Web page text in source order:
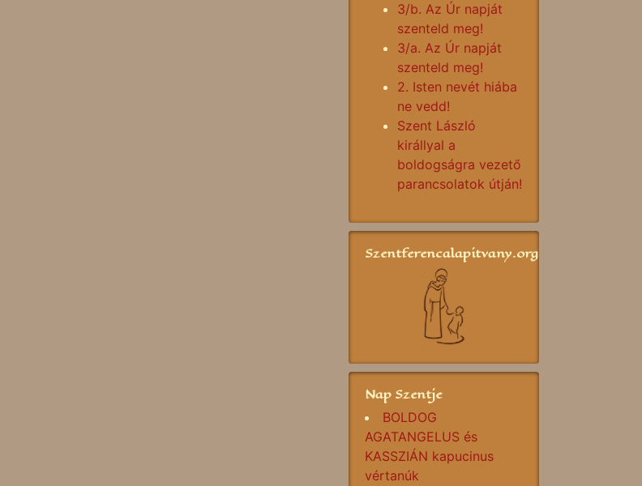
3/b. Az Úr napját
szenteld meg!
3/a. Az Úr napját
szenteld meg!
2. Isten nevét hiába
ne vedd!
Szent László
királlyal a
boldogságra vezető
parancsolatok útján!
Szentferencalapitvany.org
Nap Szentje
BOLDOG
AGATANGELUS és
KASSZIÁN kapucinus
vértanúk